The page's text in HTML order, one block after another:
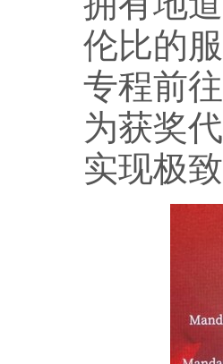
伦比的
专程前
为获奖
实现极